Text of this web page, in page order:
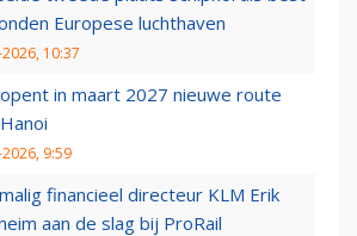
Europese luchthaven
10:37
in maart 2027 nieuwe route
9:59
financieel directeur KLM Erik
aan de slag bij ProRail